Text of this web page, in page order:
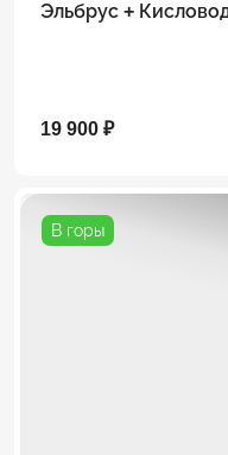
Эльбрус +
19 900 ₽
В горы